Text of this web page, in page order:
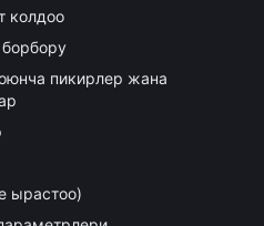
колдоо
пикирлер жана
ырастоо)